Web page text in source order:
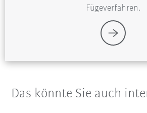
Fügeverfahren.
Das könnte Sie auch